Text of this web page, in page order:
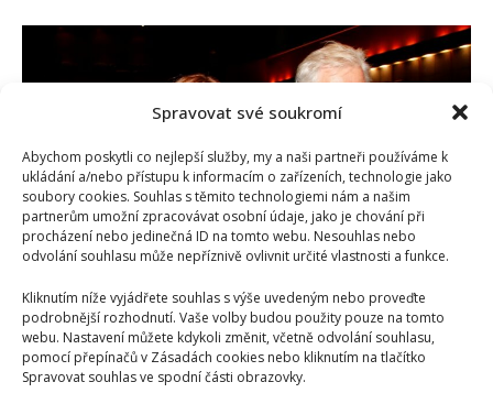
Spravovat své soukromí
Abychom poskytli co nejlepší služby, my a naši partneři používáme k
ukládání a/nebo přístupu k informacím o zařízeních, technologie jako
soubory cookies. Souhlas s těmito technologiemi nám a našim
partnerům umožní zpracovávat osobní údaje, jako je chování při
procházení nebo jedinečná ID na tomto webu. Nesouhlas nebo
odvolání souhlasu může nepříznivě ovlivnit určité vlastnosti a funkce.
Kliknutím níže vyjádřete souhlas s výše uvedeným nebo proveďte
podrobnější rozhodnutí. Vaše volby budou použity pouze na tomto
webu. Nastavení můžete kdykoli změnit, včetně odvolání souhlasu,
pomocí přepínačů v Zásadách cookies nebo kliknutím na tlačítko
Spravovat souhlas ve spodní části obrazovky.
Heřmánka,
nemělo
zapomenout
Český filmový a divadelní svět smutní – Zemřel Karel
Heřmánek
Lenka Marousková 25. 8. 2024